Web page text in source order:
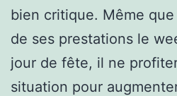
bien critique. Même
de ses prestations le
jour de fête, il ne
situation pour